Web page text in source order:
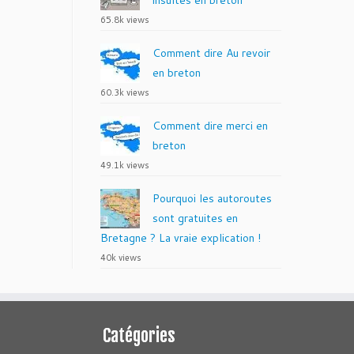
65.8k views
Comment dire Au revoir
en breton
60.3k views
Comment dire merci en
breton
49.1k views
Pourquoi les autoroutes
sont gratuites en
Bretagne ? La vraie explication !
40k views
Catégories